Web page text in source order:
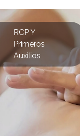
RCP Y
Primeros
Auxilios